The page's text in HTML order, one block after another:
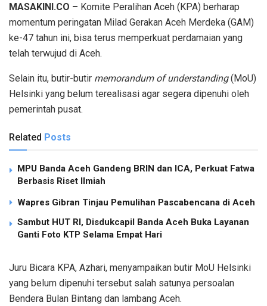
MASAKINI.CO – Komite Peralihan Aceh (KPA) berharap
momentum peringatan Milad Gerakan Aceh Merdeka (GAM)
ke-47 tahun ini, bisa terus memperkuat perdamaian yang
telah terwujud di Aceh.
Selain itu, butir-butir memorandum of understanding(MoU)
Helsinki yang belum terealisasi agar segera dipenuhi oleh
pemerintah pusat.
Related Posts
MPU Banda Aceh Gandeng BRIN dan ICA, Perkuat Fatwa
Berbasis Riset Ilmiah
Wapres Gibran Tinjau Pemulihan Pascabencana di Aceh
Sambut HUT RI, Disdukcapil Banda Aceh Buka Layanan
Ganti Foto KTP Selama Empat Hari
Juru Bicara KPA, Azhari, menyampaikan butir MoU Helsinki
yang belum dipenuhi tersebut salah satunya persoalan
Bendera Bulan Bintang dan lambang Aceh.